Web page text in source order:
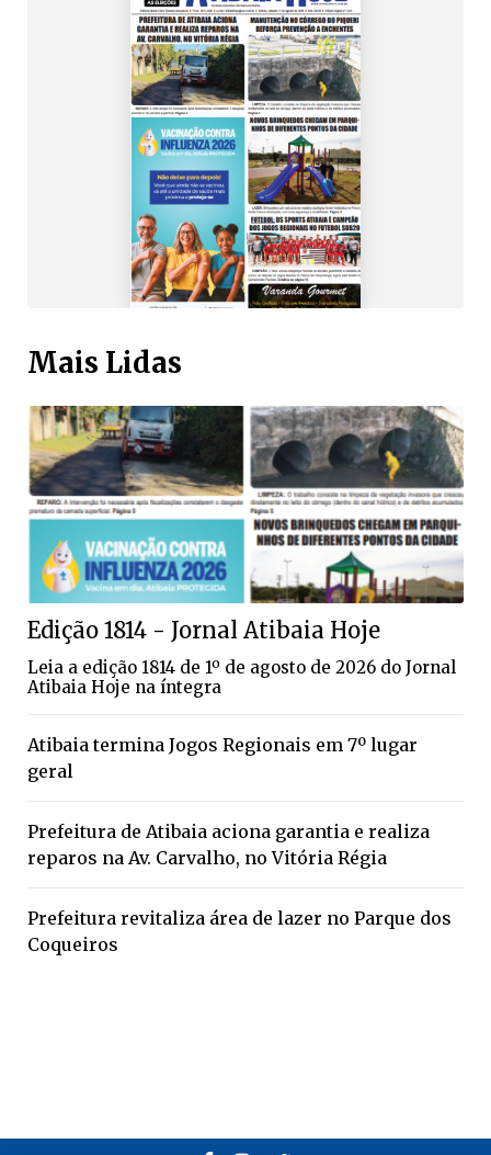
Mais Lidas
Edição 1814 - Jornal Atibaia Hoje
Leia a edição 1814 de 1º de agosto de 2026 do Jornal
Atibaia Hoje na íntegra
Atibaia termina Jogos Regionais em 7º lugar
geral
Prefeitura de Atibaia aciona garantia e realiza
reparos na Av. Carvalho, no Vitória Régia
Prefeitura revitaliza área de lazer no Parque dos
Coqueiros